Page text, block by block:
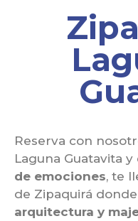
Reserva con
Laguna Guatavita y
de emociones, te
de Zipaquirá
arquitectura y